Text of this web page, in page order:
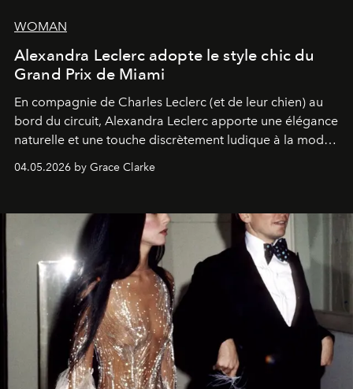
WOMAN
Alexandra Leclerc adopte le style chic du
Grand Prix de Miami
En compagnie de Charles Leclerc (et de leur chien) au
bord du circuit, Alexandra Leclerc apporte une élégance
naturelle et une touche discrètement ludique à la mode
04.05.2026 by Grace Clarke